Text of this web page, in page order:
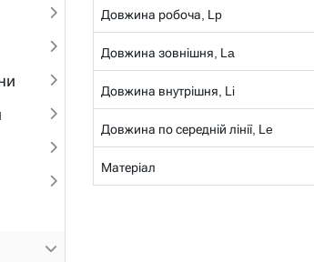
Довжина робоча, Lp
Довжина зовнішня, La
Довжина внутрішня, Li
Довжина по середній лінії, Le
Матеріал